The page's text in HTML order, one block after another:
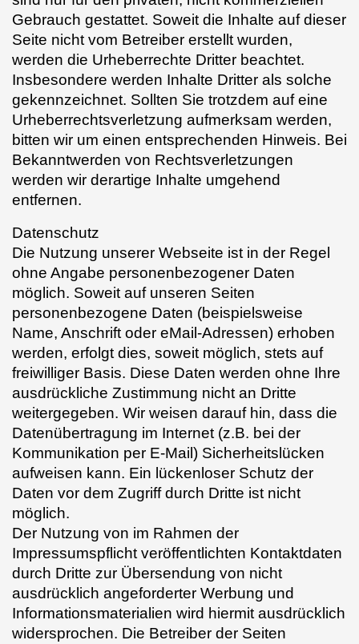
Gebrauch gestattet. Soweit die Inhalte auf dieser
Seite nicht vom Betreiber erstellt wurden,
werden die Urheberrechte Dritter beachtet.
Insbesondere werden Inhalte Dritter als solche
gekennzeichnet. Sollten Sie trotzdem auf eine
Urheberrechtsverletzung aufmerksam werden,
bitten wir um einen entsprechenden Hinweis. Bei
Bekanntwerden von Rechtsverletzungen
werden wir derartige Inhalte umgehend
entfernen.
Datenschutz
Die Nutzung unserer Webseite ist in der Regel
ohne Angabe personenbezogener Daten
möglich. Soweit auf unseren Seiten
personenbezogene Daten (beispielsweise
Name, Anschrift oder eMail-Adressen) erhoben
werden, erfolgt dies, soweit möglich, stets auf
freiwilliger Basis. Diese Daten werden ohne Ihre
ausdrückliche Zustimmung nicht an Dritte
weitergegeben. Wir weisen darauf hin, dass die
Datenübertragung im Internet (z.B. bei der
Kommunikation per E-Mail) Sicherheitslücken
aufweisen kann. Ein lückenloser Schutz der
Daten vor dem Zugriff durch Dritte ist nicht
möglich.
Der Nutzung von im Rahmen der
Impressumspflicht veröffentlichten Kontaktdaten
durch Dritte zur Übersendung von nicht
ausdrücklich angeforderter Werbung und
Informationsmaterialien wird hiermit ausdrücklich
widersprochen. Die Betreiber der Seiten